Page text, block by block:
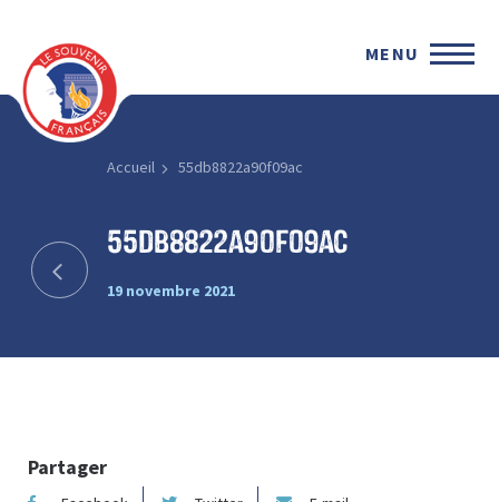
MENU
Accueil 55db8822a90f09ac
55db8822a90f09ac
19 novembre 2021
Partager